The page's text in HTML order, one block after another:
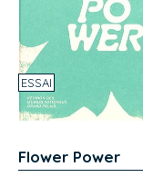
ESSAI
Flower Power